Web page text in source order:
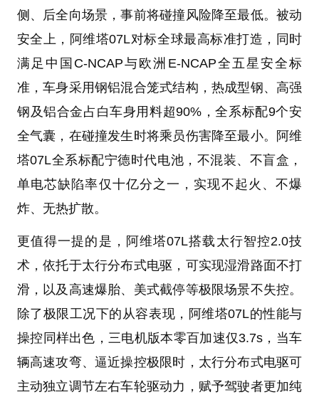
侧、后全向场景，事前将碰撞风险降至最低。被动
安全上，阿维塔07L对标全球最高标准打造，同时
满足中国C-NCAP与欧洲E-NCAP全五星安全标
准，车身采用钢铝混合笼式结构，热成型钢、高强
钢及铝合金占白车身用料超90%，全系标配9个安
全气囊，在碰撞发生时将乘员伤害降至最小。阿维
塔07L全系标配宁德时代电池，不混装、不盲盒，
单电芯缺陷率仅十亿分之一，实现不起火、不爆
炸、无热扩散。
更值得一提的是，阿维塔07L搭载太行智控2.0技
术，依托于太行分布式电驱，可实现湿滑路面不打
滑，以及高速爆胎、美式截停等极限场景不失控。
除了极限工况下的从容表现，阿维塔07L的性能与
操控同样出色，三电机版本零百加速仅3.7s，当车
辆高速攻弯、逼近操控极限时，太行分布式电驱可
主动独立调节左右车轮驱动力，赋予驾驶者更加纯